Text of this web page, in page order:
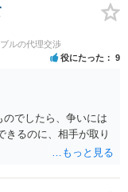
ルの代理交渉
役にたった 9
でしたら、争いには
きるのに、相手が取り